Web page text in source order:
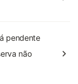
pendente
não